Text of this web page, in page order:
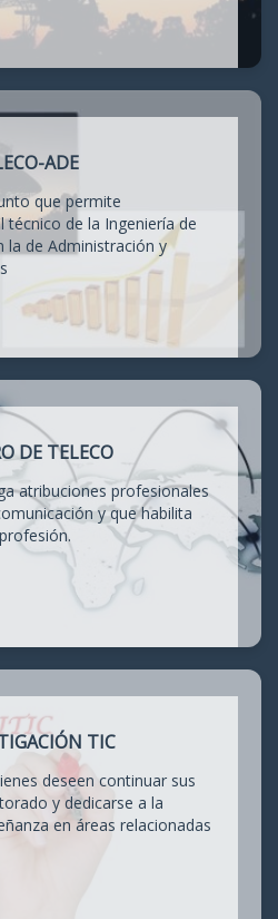
ADE
que permite
de la Ingeniería de
la de Administración y
DE TELECO
atribuciones profesionales
y que habilita
TIC
deseen continuar sus
y dedicarse a la
en áreas relacionadas